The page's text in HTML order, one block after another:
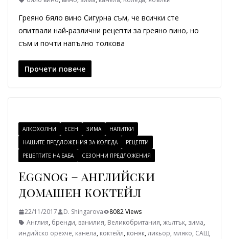
Греяно бяло вино Сигурна съм, че всички сте
опитвали най-различни рецепти за греяно вино, но
съм и почти напълно толкова
Прочети повече
АЛКОХОЛНИ ЕСЕН ЗИМА
НАПИТКИ
НАШИТЕ ПРЕДЛОЖЕНИЯ ЗА КОЛЕДА
РЕЦЕПТИ
РЕЦЕПТИТЕ НА БАБА
СЕЗОННИ ПРЕДЛОЖЕНИЯ
Eggnog – английски
домашен коктейл
22/11/2017 D. Shingarova
8082 Views
Англия, бренди, ванилия, Великобритания,жълтък, зима,
индийско орехче, канела, коктейл, коняк,ликьор, мляко, САЩ